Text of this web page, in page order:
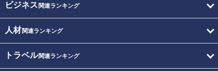
ビジネス 関連ランキング
人材関連ランキング
トラベル関連ランキング